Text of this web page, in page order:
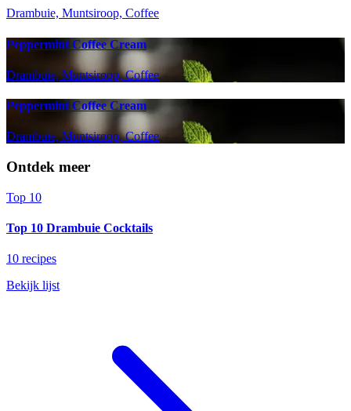
Drambuie, Muntsiroop, Coffee
Peppermint Coffee Cream
Drambuie, Muntsiroop, Coffee
Peppermint Coffee Cream
Drambuie, Muntsiroop, Coffee
Ontdek meer
Top 10
Top 10 Drambuie Cocktails
10 recipes
Bekijk lijst